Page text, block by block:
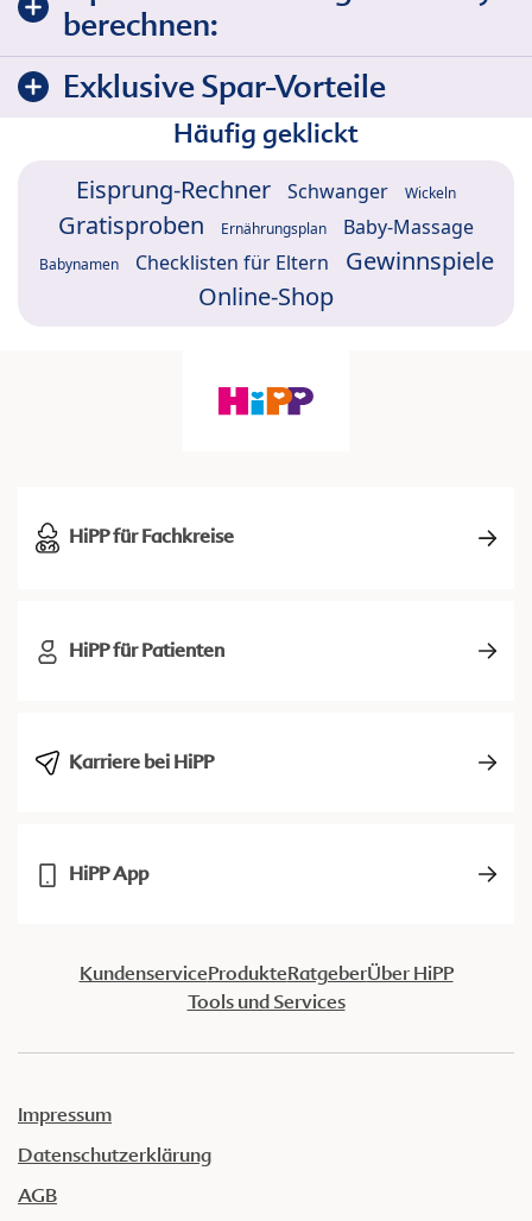
berechnen:
Exklusive Spar-Vorteile
Häufig geklickt
Eisprung-Rechner Schwanger Wickeln
Gratisproben Ernährungsplan Baby-Massage
Babynamen Checklisten für Eltern
Gewinnspiele
Online-Shop
HiPP für Fachkreise
HiPP für Patienten
Karriere bei HiPP
HiPP App
KundenserviceProdukteRatgeberÜber HiPP
Tools und Services
Impressum
Datenschutzerklärung
AGB